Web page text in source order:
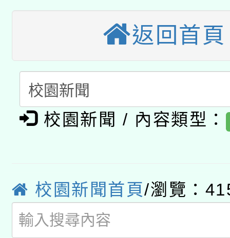
本館辦理115年度閱讀
暨閱讀推動專業研習
科技賦能─人工智慧
礎課程
A3數位素養講師名單
「數位內容與教學軟體
pilot」
有關大陸委員會函釋公
用水績優單位及節水達
動」
桃園市孔廟祈福系列
開 智慧啟航」
2026年桃園地景藝術
返回首頁
校園新聞 / 內容類型：
校園新聞首頁/瀏覽：